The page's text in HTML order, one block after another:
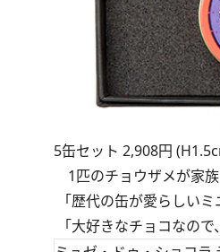
5缶セット 2,908円
1匹のチョウザメが家
「歴代の缶が愛らしい
「大好きなチョコなの